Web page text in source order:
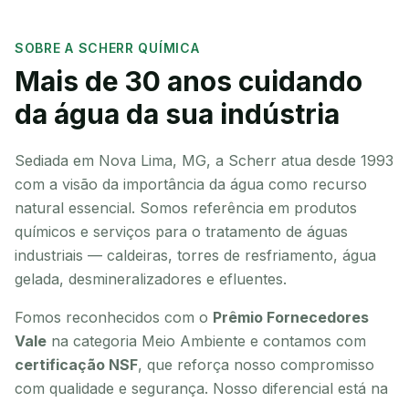
SOBRE A SCHERR QUÍMICA
Mais de 30 anos cuidando
da água da sua indústria
Sediada em Nova Lima, MG, a Scherr atua desde 1993
com a visão da importância da água como recurso
natural essencial. Somos referência em produtos
químicos e serviços para o tratamento de águas
industriais — caldeiras, torres de resfriamento, água
gelada, desmineralizadores e efluentes.
Fomos reconhecidos com o Prêmio Fornecedores
Vale na categoria Meio Ambiente e contamos com
certificação NSF, que reforça nosso compromisso
com qualidade e segurança. Nosso diferencial está na